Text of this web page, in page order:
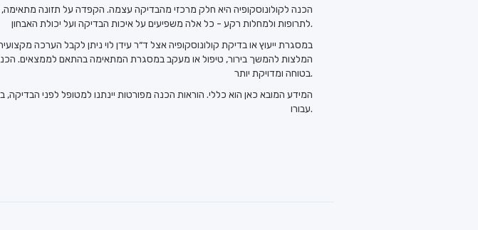
הכנה לקולונוסקופיה היא חלק מרכזי מהבדיקה עצמה. הקפדה על תזונה מתאימה,
לתרופות ולמחלות רקע - כל אלה משפיעים על איכות הבדיקה ועל יכולת האבחון.
במסגרת ייעוץ או בדיקת קולונוסקופיה אצל ד״ר עידן לוי ניתן לקבל הערכה
המלצות להמשך בירור, טיפול או מעקב במסגרת המתאימה בהתאם לממצאים.
בטוחה ומדויקת יותר.
המידע המובא כאן הוא כללי. הוראות הכנה מפורטות יינתנו למטופל לפני
עבורו.